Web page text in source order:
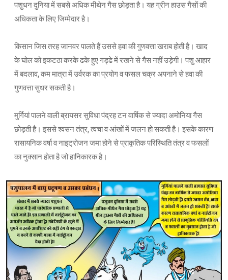
पशुधन दुनिया में सबसे अधिक मीथेन गैस छोड़ता है। यह ग्रीन हाउस गैसों की
अधिकता के लिए जिम्मेदार है।
किसान जिस तरह जानवर पालते हैं उससे हवा की गुणवत्ता खराब होती है। खाद
के घोल को इकटठा करके ढके हुए गड्ढे में रखने से गैस नहीं उड़ेगी। पशु आहार
में बदलाव, कम मात्रा में उर्वरक का प्रयोग व फसल चक्र अपनाने से हवा की
गुणवत्ता सुधर सकती है।
मुर्गियां पालने वाली ब्रायसर सुविधा पंद्रह टन वार्षिक से ज्यादा अमोनिया गैस
छोड़ती है। इससे श्वसन तंत्र, त्वचा व आंखों में जलन हो सकती है। इसके कारण
रासायनिक वर्षा व नाइट्रोजन जमा होने से प्राकृतिक परिस्थिति तंत्र व फसलों
का नुक्सान होता है जो हानिकारक है।